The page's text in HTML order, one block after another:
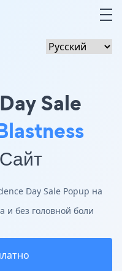
Sale
Day Sale Popup на
и без головной боли